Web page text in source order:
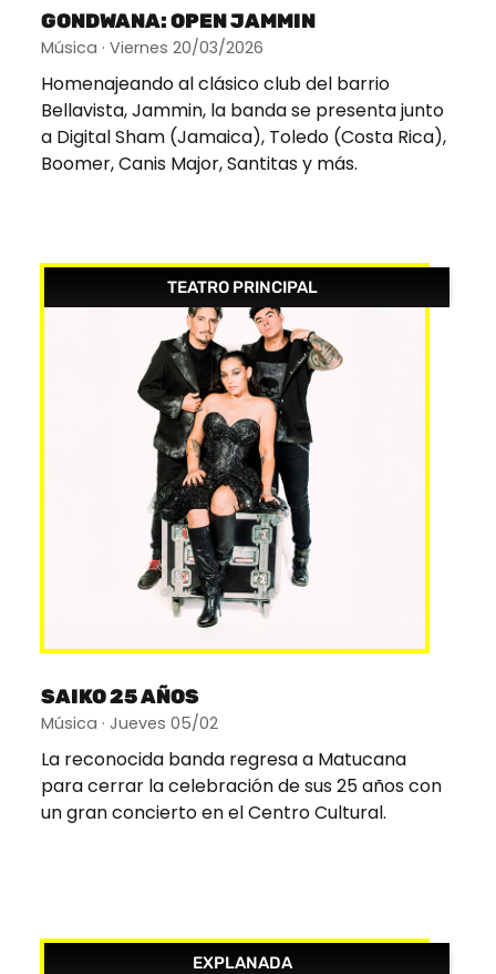
GONDWANA: OPEN JAMMIN
Música · Viernes 20/03/2026
Homenajeando al clásico club del barrio
Bellavista, Jammin, la banda se presenta junto
a Digital Sham (Jamaica), Toledo (Costa Rica),
Boomer, Canis Major, Santitas y más.
TEATRO PRINCIPAL
SAIKO 25 AÑOS
Música · Jueves 05/02
La reconocida banda regresa a Matucana
para cerrar la celebración de sus 25 años con
un gran concierto en el Centro Cultural.
EXPLANADA